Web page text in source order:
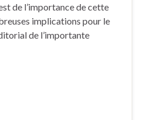
de l’importance de cette
implications pour le
de l’importante